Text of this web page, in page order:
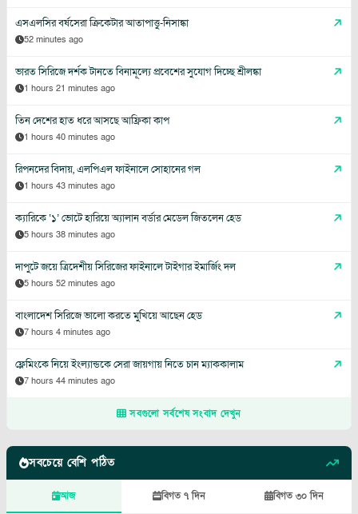
এসএলসির বর্ষসেরা ক্রিকেটার আতাপাত্তু-নিসাঙ্কা
52 minutes ago
ভারত সিরিজে দর্শক টানতে বিনামূল্যে প্রবেশের সুযোগ দিচ্ছে শ্রীলঙ্কা
1 hours 21 minutes ago
তিন দেশের হাত ধরে আসছে আফ্রিকা কাপ
1 hours 40 minutes ago
রিপনদের বিদায়, এলপিএল ফাইনালে সোহানের গল
1 hours 43 minutes ago
ক্যারিকে ‘১’ ভোটে হারিয়ে অ্যালান বর্ডার মেডেল জিতলেন হেড
5 hours 38 minutes ago
দাপুটে জয়ে ত্রিদেশীয় সিরিজের ফাইনালে টাইগার ইমার্জিং দল
5 hours 52 minutes ago
বাংলাদেশ সিরিজে ভালো করতে মুখিয়ে আছেন হেড
7 hours 4 minutes ago
ফ্লেমিংকে নিয়ে ইংল্যান্ডকে সেরা জায়গায় নিতে চান ম্যাককালাম
7 hours 44 minutes ago
সবগুলো সর্বশেষ সংবাদ দেখুন
সবচেয়ে বেশি পঠিত
আজ বিগত ৭ দিন বিগত ৩০ দিন